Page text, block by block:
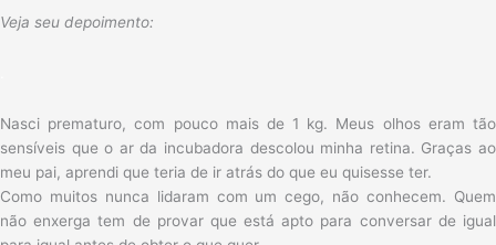
Veja seu depoimento:
Nasci prematuro, com pouco mais de 1 kg. Meus olhos eram tão
sensíveis que o ar da incubadora descolou minha retina. Graças ao
meu pai, aprendi que teria de ir atrás do que eu quisesse ter.
Como muitos nunca lidaram com um cego, não conhecem. Quem
não enxerga tem de provar que está apto para conversar de igual